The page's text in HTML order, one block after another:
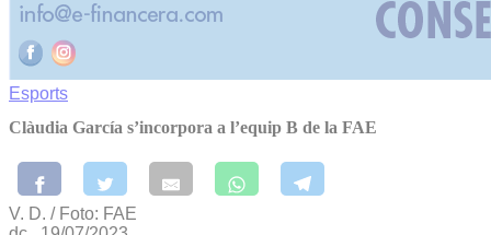
Esports
Clàudia García s’incorpora a l’equip B de la FAE
V. D. / Foto: FAE